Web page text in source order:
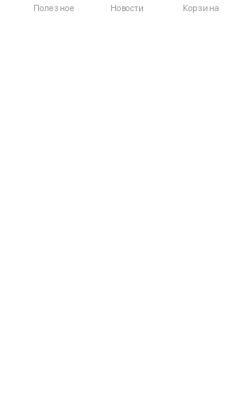
Полезное Новости Корзина